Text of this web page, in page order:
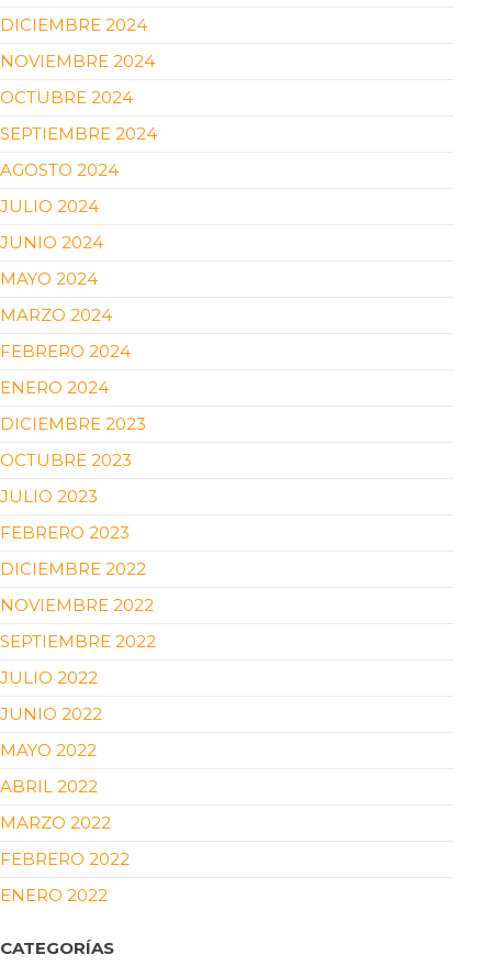
DICIEMBRE 2024
NOVIEMBRE 2024
OCTUBRE 2024
SEPTIEMBRE 2024
AGOSTO 2024
JULIO 2024
JUNIO 2024
MAYO 2024
MARZO 2024
FEBRERO 2024
ENERO 2024
DICIEMBRE 2023
OCTUBRE 2023
JULIO 2023
FEBRERO 2023
DICIEMBRE 2022
NOVIEMBRE 2022
SEPTIEMBRE 2022
JULIO 2022
JUNIO 2022
MAYO 2022
ABRIL 2022
MARZO 2022
FEBRERO 2022
ENERO 2022
CATEGORÍAS